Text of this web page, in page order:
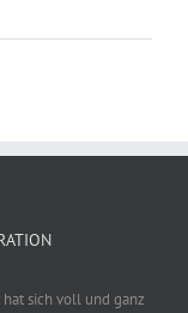
sich voll und ganz